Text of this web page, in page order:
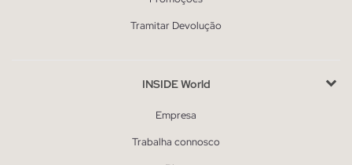
Tramitar Devolução
INSIDE World
Empresa
Trabalha connosco